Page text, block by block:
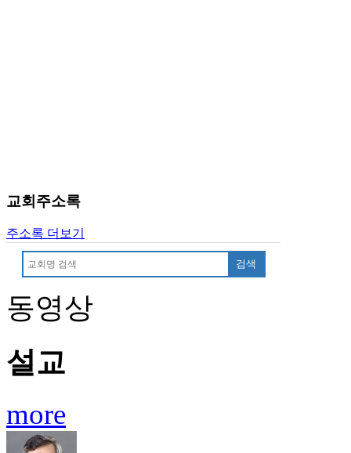
코
아
신
규
제
휴
트
무
교회주소록
주소록 더보기
검색
동영상
설교
more